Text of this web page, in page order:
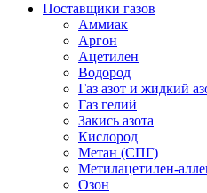
Поставщики газов
Аммиак
Аргон
Ацетилен
Водород
Газ азот и жидкий
Газ гелий
Закись азота
Кислород
Метан (СПГ)
Метилацетилен-
Озон